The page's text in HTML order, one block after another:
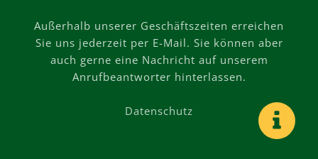
Außerhalb unserer Geschäftszeiten erreichen
Sie uns jederzeit per E-Mail. Sie können aber
auch gerne eine Nachricht auf unserem
Anrufbeantworter hinterlassen.
Datenschutz